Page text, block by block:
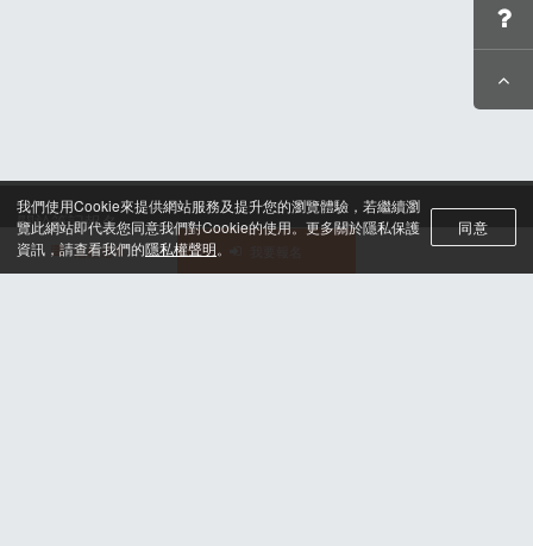
我們使用Cookie來提供網站服務及提升您的瀏覽體驗，若繼續瀏
覽此網站即代表您同意我們對Cookie的使用。更多關於隱私保護
資訊，請查看我們的隱私權聲明。
同意
活動選單
關於筆記報名
聯絡我們*
合作諮詢